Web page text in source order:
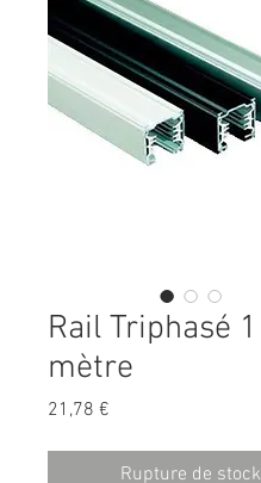
Rail Triphasé 1
mètre
21,78 €
Rupture de stock